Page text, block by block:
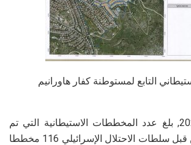
التابع لمستوطنة كفار هاورانيم
ومنذ بدء العام 2022, بلغ عدد المخططات الاستيطانية التي تم
المصادقة عليها من قبل سلطات الاحتلال الإسرائيلي 116 مخططا